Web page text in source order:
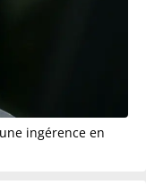
ingérence en